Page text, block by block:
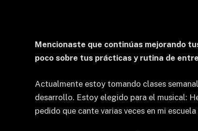
Mencionaste que continúas mejorando
poco sobre tus prácticas y rutina de
Actualmente estoy tomando clases
desarrollo. Estoy elegido para el musical:
pedido que cante varias veces en mi